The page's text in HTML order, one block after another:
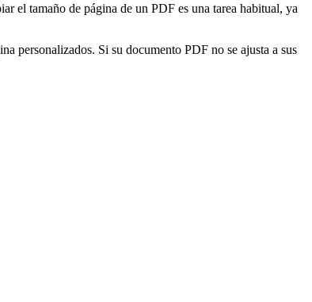
el tamaño de página de un PDF es una tarea habitual, ya
personalizados. Si su documento PDF no se ajusta a sus